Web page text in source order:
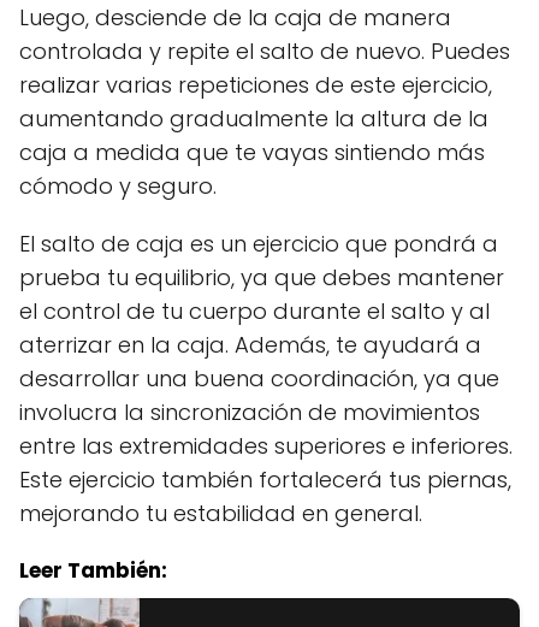
Luego, desciende de la caja de manera
controlada y repite el salto de nuevo. Puedes
realizar varias repeticiones de este ejercicio,
aumentando gradualmente la altura de la
caja a medida que te vayas sintiendo más
cómodo y seguro.
El salto de caja es un ejercicio que pondrá a
prueba tu equilibrio, ya que debes mantener
el control de tu cuerpo durante el salto y al
aterrizar en la caja. Además, te ayudará a
desarrollar una buena coordinación, ya que
involucra la sincronización de movimientos
entre las extremidades superiores e inferiores.
Este ejercicio también fortalecerá tus piernas,
mejorando tu estabilidad en general.
Leer También: